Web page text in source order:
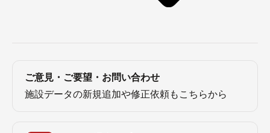
ご意見・ご要望・お問い合わせ
施設データの新規追加や修正依頼もこちらから